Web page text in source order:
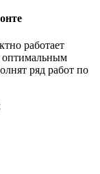
работает
оптимальным
ряд работ по